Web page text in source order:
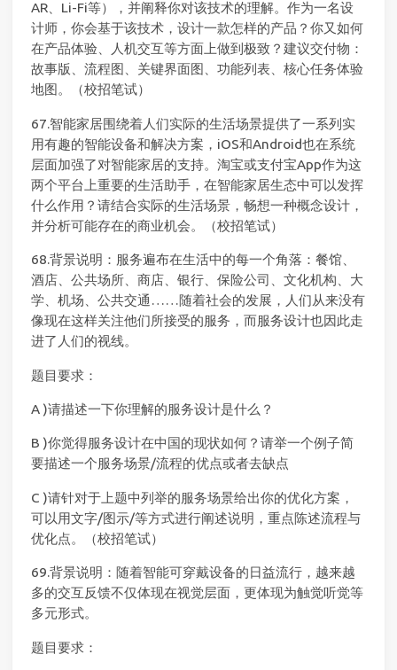
AR、Li-Fi等），并阐释你对该技术的理解。作为一名设
计师，你会基于该技术，设计一款怎样的产品？你又如何
在产品体验、人机交互等方面上做到极致？建议交付物：
故事版、流程图、关键界面图、功能列表、核心任务体验
地图。（校招笔试）
67.智能家居围绕着人们实际的生活场景提供了一系列实
用有趣的智能设备和解决方案，iOS和Android也在系统
层面加强了对智能家居的支持。淘宝或支付宝App作为这
两个平台上重要的生活助手，在智能家居生态中可以发挥
什么作用？请结合实际的生活场景，畅想一种概念设计，
并分析可能存在的商业机会。（校招笔试）
68.背景说明：服务遍布在生活中的每一个角落：餐馆、
酒店、公共场所、商店、银行、保险公司、文化机构、大
学、机场、公共交通……随着社会的发展，人们从来没有
像现在这样关注他们所接受的服务，而服务设计也因此走
进了人们的视线。
题目要求：
A )请描述一下你理解的服务设计是什么？
B )你觉得服务设计在中国的现状如何？请举一个例子简
要描述一个服务场景/流程的优点或者去缺点
C )请针对于上题中列举的服务场景给出你的优化方案，
可以用文字/图示/等方式进行阐述说明，重点陈述流程与
优化点。（校招笔试）
69.背景说明：随着智能可穿戴设备的日益流行，越来越
多的交互反馈不仅体现在视觉层面，更体现为触觉听觉等
多元形式。
题目要求：